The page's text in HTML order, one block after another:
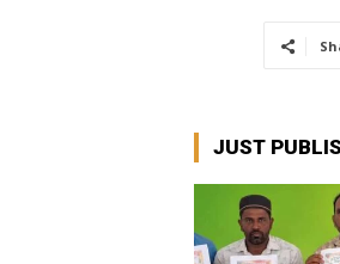
JUST